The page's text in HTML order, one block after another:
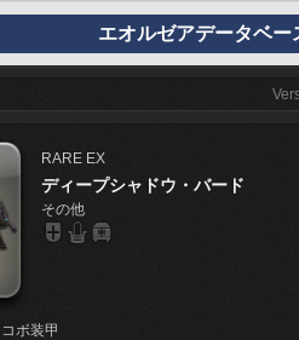
エオルゼアデータベー
RARE EX
ディープシャドウ・バード
その他
ボ装甲